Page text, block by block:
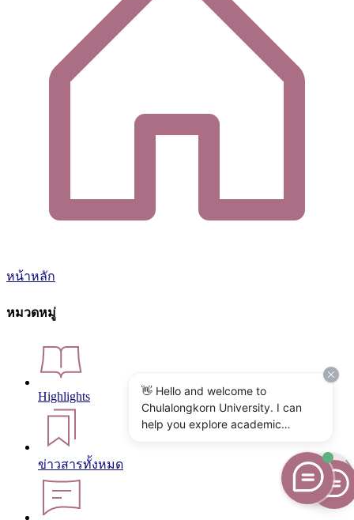
หน้าหลัก
หมวดหมู่
Highlights
ข่าวสารทั้งหมด
👋 Hello and welcome to
Chulalongkorn University. I can
help you explore academic